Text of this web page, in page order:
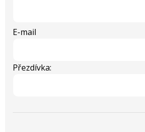
E-mail
Přezdívka: